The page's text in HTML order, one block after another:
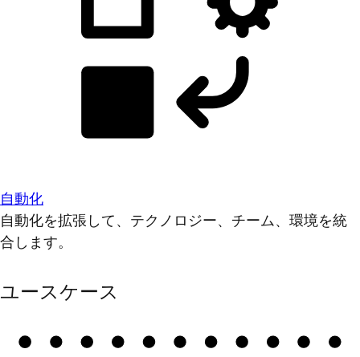
自動化
自動化を拡張して、テクノロジー、チーム、環境を統
合します。
ユースケース